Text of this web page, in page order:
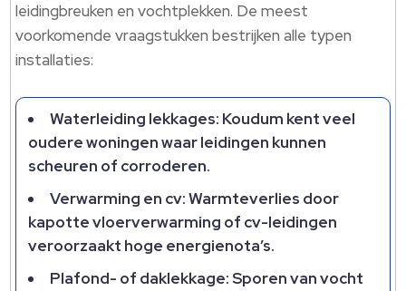
leidingbreuken en vochtplekken.​ De meest
voorkomende vraagstukken bestrijken alle typen
installaties:
Waterleiding lekkages: Koudum kent veel
oudere woningen waar leidingen kunnen
scheuren of corroderen.​
Verwarming en cv: Warmteverlies door
kapotte vloerverwarming of cv-leidingen
veroorzaakt hoge energienota’s.​
Plafond- of daklekkage: Sporen van vocht